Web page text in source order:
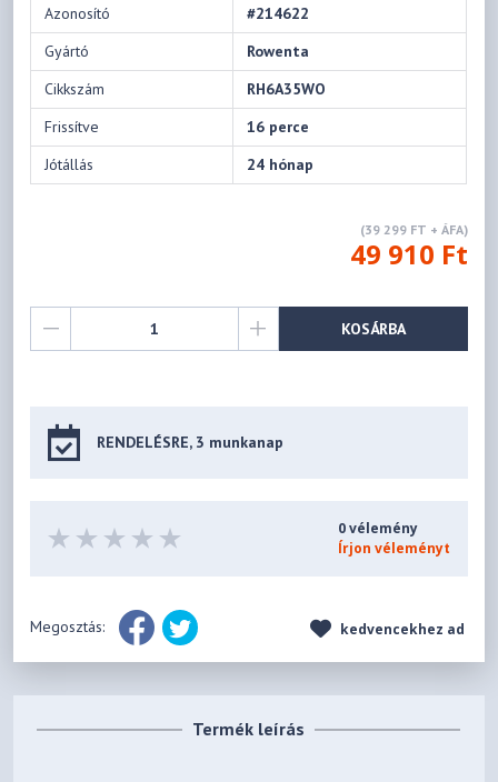
Azonosító
#214622
Gyártó
Rowenta
Cikkszám
RH6A35WO
Frissítve
16 perce
Jótállás
24 hónap
(39 299 FT + ÁFA)
49 910 Ft
KOSÁRBA
RENDELÉSRE, 3 munkanap
0 vélemény
Írjon véleményt
Megosztás: kedvencekhez ad
Termék leírás